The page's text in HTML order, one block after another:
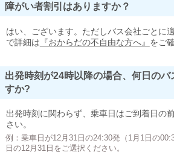
障がい者割引はありますか？
はい、ございます。ただしバス会社ごとに
で詳細は 『おからだの不自由な方へ』 をご
出発時刻が24時以降の場合、何日の
すか?
出発時刻に関わらず、乗車日はご到着日の
さい。
例：乗車日が12月31日の24:30発（1月1日の
日の12月31日をご選択ください。